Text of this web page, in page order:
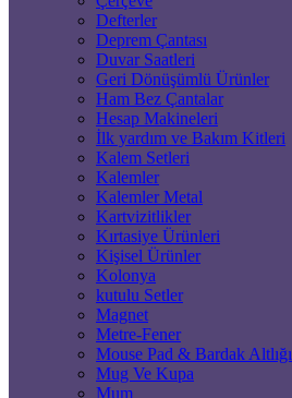
Defterler
Deprem Çantası
Duvar Saatleri
Geri Dönüşümlü Ürünler
Ham Bez Çantalar
Hesap Makineleri
İlk yardım ve Bakım Kitleri
Kalem Setleri
Kalemler
Kalemler Metal
Kartvizitlikler
Kırtasiye Ürünleri
Kişisel Ürünler
Kolonya
kutulu Setler
Magnet
Metre-Fener
Mouse Pad & Bardak Altlığı
Mug Ve Kupa
Mum